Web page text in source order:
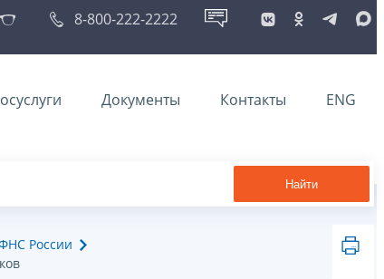
8-800-222-2222
Документы Контакты ENG
Найти
России